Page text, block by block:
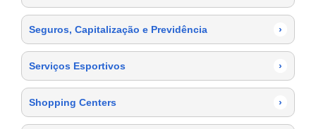
Seguros, Capitalização e Previdência ›
Serviços Esportivos ›
Shopping Centers ›